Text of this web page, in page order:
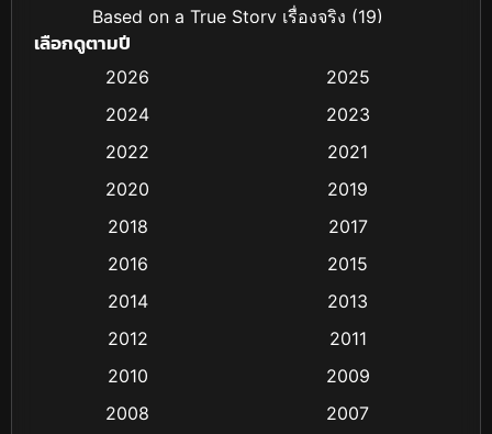
Based on a True Story เรื่องจริง (19)
Biography ชีวิตจริง (16)
Classic หนังคลาสสิก (25)
Coming-of-age ชีวิตวัยรุ่น (13)
Crime อาชญากรรม (48)
เลือกดูตามปี
2026
2025
2024
2023
2022
2021
2020
2019
2018
2017
2016
2015
2014
2013
2012
2011
2010
2009
2008
2007